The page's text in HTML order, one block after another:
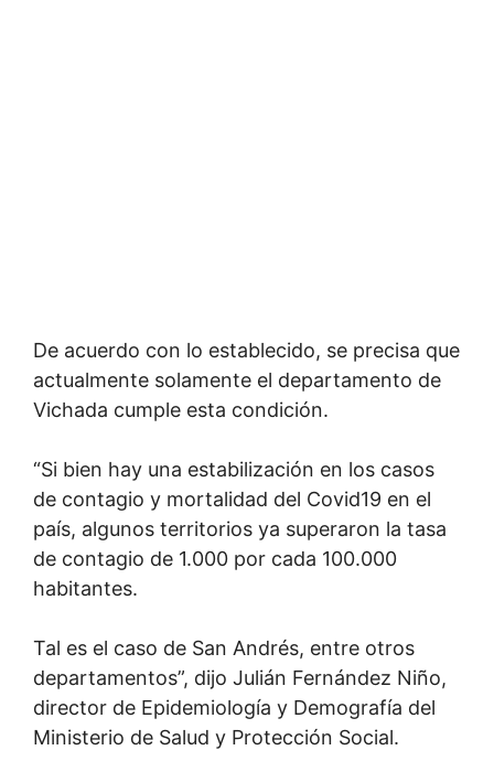
De acuerdo con lo establecido, se precisa que
actualmente solamente el departamento de
Vichada cumple esta condición.
“Si bien hay una estabilización en los casos
de contagio y mortalidad del Covid19 en el
país, algunos territorios ya superaron la tasa
de contagio de 1.000 por cada 100.000
habitantes.
Tal es el caso de San Andrés, entre otros
departamentos”, dijo Julián Fernández Niño,
director de Epidemiología y Demografía del
Ministerio de Salud y Protección Social.